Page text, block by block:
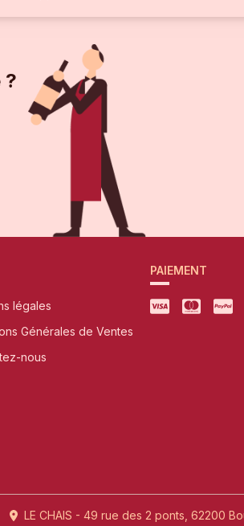
?
légales
Générales de Ventes
nous
PAIEMENT
LE CHAIS - 49 rue des 2 ponts, 62200